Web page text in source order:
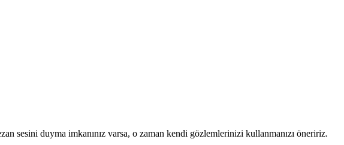
sesini duyma imkanınız varsa, o zaman kendi gözlemlerinizi kullanmanızı öneririz.